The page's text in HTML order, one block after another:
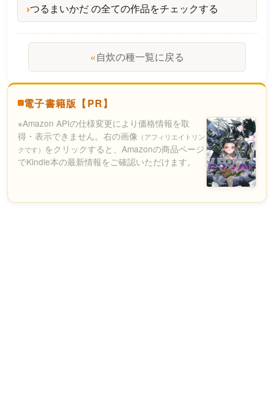
つるまいかだ の全ての作品をチェックする
«自炊の種一覧に戻る
電子書籍版【PR】
※Amazon APIの仕様変更により価格情報を取
得・表示できません。右の画像 （アフィリエイトリン
クです） をクリックすると、Amazonの商品ページ
でKindle本の最新情報をご確認いただけます。